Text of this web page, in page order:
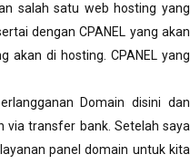
salah satu web hosting yang
dengan CPANEL yang akan
akan di hosting. CPANEL yang
Domain disini dan
via transfer bank. Setelah saya
panel domain untuk kita